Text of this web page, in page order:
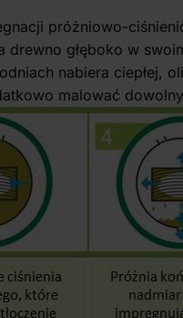
próżniowo-
głęboko w
nabiera ciepłej,
malować